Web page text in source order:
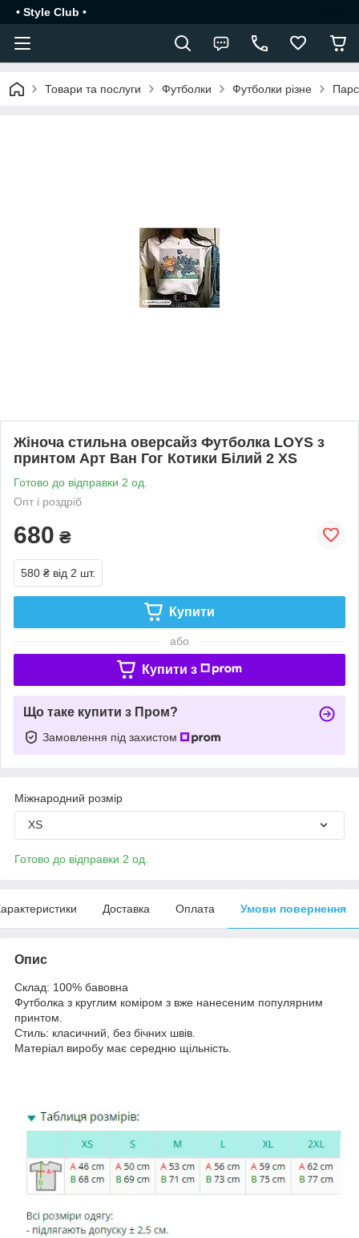
• Style Club •
Товари та послуги Футболки Футболки різне
Жіноча стильна оверсайз Футболка LOYS з
принтом Арт Ван Гог Котики Білий 2 XS
Готово до відправки 2 од.
Опт і роздріб
680 ₴
580 ₴ від 2 шт.
Купити
або
Купити з
Що таке купити з Пром?
Замовлення під захистом
Міжнародний розмір
XS
Готово до відправки 2 од.
Доставка Оплата Умови повернення
Опис
Склад: 100% бавовна
Футболка з круглим коміром з вже нанесеним популярним
принтом.
Стиль: класичний, без бічних швів.
Матеріал виробу має середню щільність.